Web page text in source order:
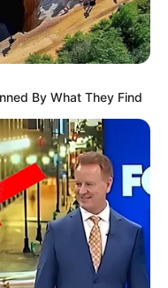
By What They Find